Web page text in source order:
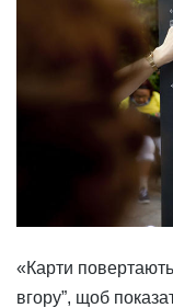
«Карти
вгору”, щоб